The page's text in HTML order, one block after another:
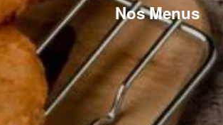
Nos Menus